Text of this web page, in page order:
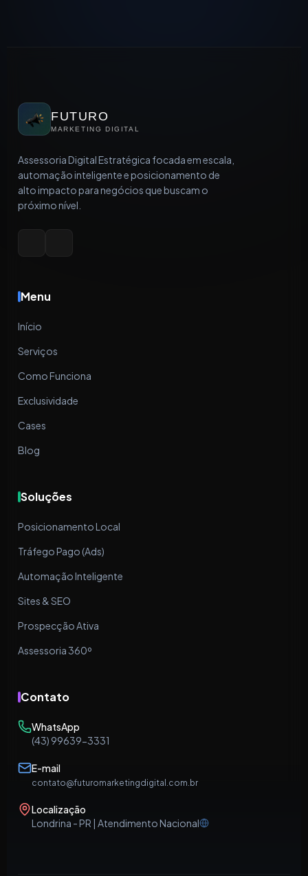
FUTURO
MARKETING DIGITAL
Assessoria Digital Estratégica focada em escala,
automação inteligente e posicionamento de
alto impacto para negócios que buscam o
próximo nível.
Menu
Início
Serviços
Como Funciona
Exclusividade
Cases
Blog
Soluções
Posicionamento Local
Tráfego Pago (Ads)
Automação Inteligente
Sites & SEO
Prospecção Ativa
Assessoria 360º
Contato
WhatsApp
(43) 99639-3331
E-mail
contato@futuromarketingdigital.com.br
Localização
Londrina - PR | Atendimento Nacional